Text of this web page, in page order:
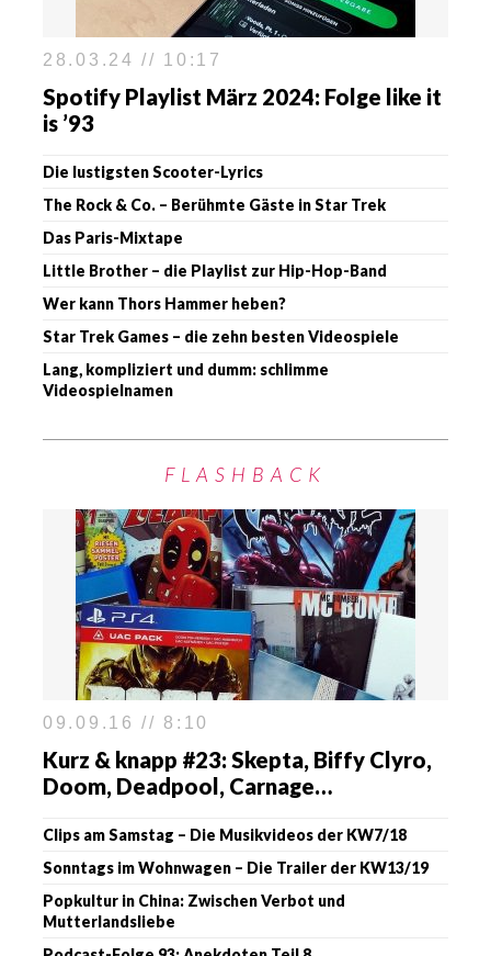
28.03.24 // 10:17
Spotify Playlist März 2024: Folge like it
is ’93
Die lustigsten Scooter-Lyrics
The Rock & Co. – Berühmte Gäste in Star Trek
Das Paris-Mixtape
Little Brother – die Playlist zur Hip-Hop-Band
Wer kann Thors Hammer heben?
Star Trek Games – die zehn besten Videospiele
Lang, kompliziert und dumm: schlimme
Videospielnamen
FLASHBACK
09.09.16 // 8:10
Kurz & knapp #23: Skepta, Biffy Clyro,
Doom, Deadpool, Carnage…
Clips am Samstag – Die Musikvideos der KW7/18
Sonntags im Wohnwagen – Die Trailer der KW13/19
Popkultur in China: Zwischen Verbot und
Mutterlandsliebe